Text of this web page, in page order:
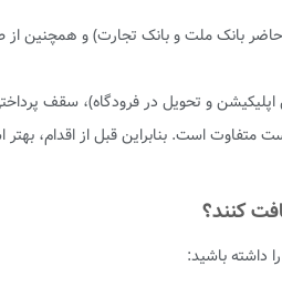
بانک ملت و بانک تجارت) و همچنین از
متفاوت است. بنابراین قبل از اقدام،
کنند؟